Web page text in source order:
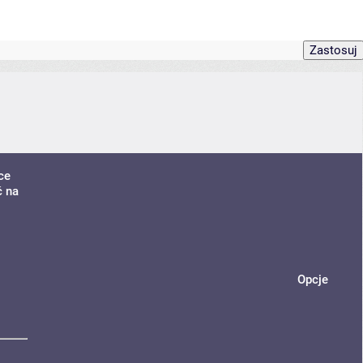
na
Opcje